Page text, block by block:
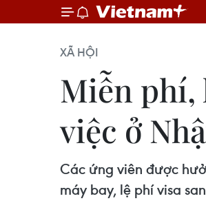
XÃ HỘI
Miễn phí,
việc ở
Các ứng viên được
máy bay, lệ phí visa